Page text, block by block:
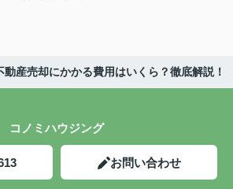
動産売却にかかる費用はいくら？徹底解説！
コノミハウジング
お問い合わせ